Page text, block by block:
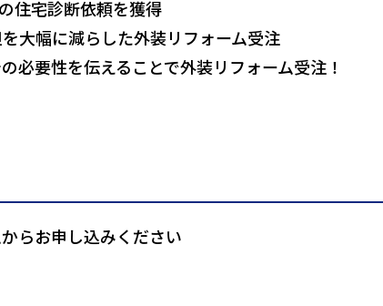
住宅診断依頼を獲得
幅に減らした外装リフォーム受注
要性を伝えることで外装リフォーム受注！
らお申し込みください